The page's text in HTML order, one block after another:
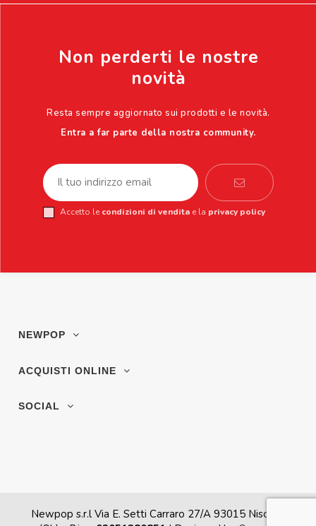
Non perderti le nostre
novità
Resta sempre aggiornato sui prodotti e le novità.
Entra a far parte della nostra community.
Accetto le condizioni di venditae la privacy policy
NEWPOP
ACQUISTI ONLINE
SOCIAL
Newpop s.r.l Via E. Setti Carraro 27/A 93015 Niscemi